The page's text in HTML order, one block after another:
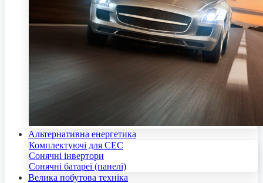
Альтернативна енергетика
Комплектуючі для СЕС
Сонячні інвертори
Сонячні батареї (панелі)
Велика побутова техніка